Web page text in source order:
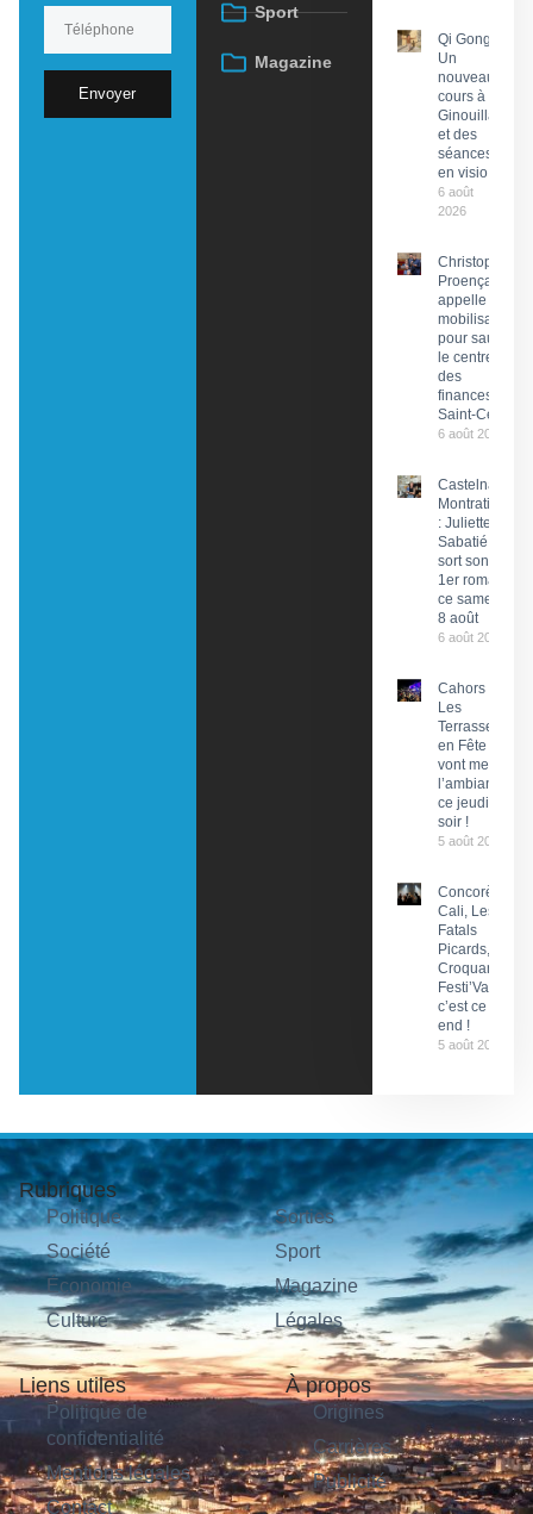
Envoyer
Sport
Magazine
Qi Gong :
Un
nouveau
cours à
Ginouillac
et des
séances
en visio
6 août
2026
Christophe
Proença
appelle à la
mobilisation
pour sauver
le centre
des
finances de
Saint-Céré
6 août 2026
Castelnau-
Montratier
: Juliette
Sabatié
sort son
1er roman
ce samedi
8 août
6 août 2026
Cahors :
Les
Terrasses
en Fête
vont mettre
l’ambiance
ce jeudi
soir !
5 août 2026
Concorès :
Cali, Les
Fatals
Picards, Les
Croquants…
Festi’ValCéou,
c’est ce week-
end !
5 août 2026
Rubriques
Politique
Société
Économie
Culture
Sorties
Sport
Magazine
Légales
Liens utiles
Politique de
confidentialité
Mentions légales
Contact
À propos
Origines
Carrières
Publicité